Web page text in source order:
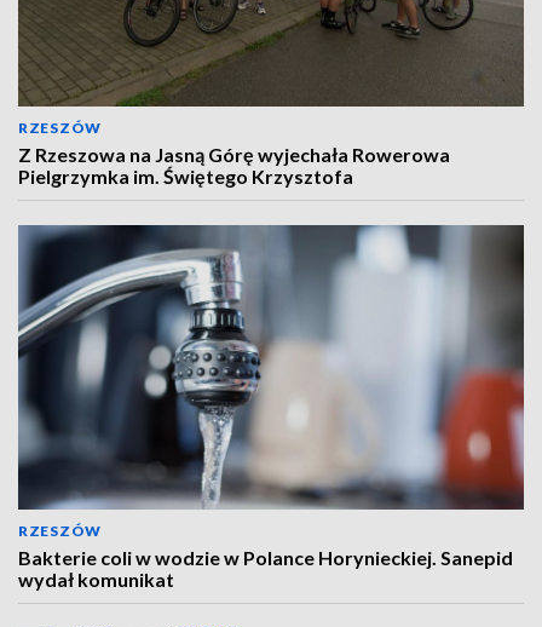
RZESZÓW
Z Rzeszowa na Jasną Górę wyjechała Rowerowa
Pielgrzymka im. Świętego Krzysztofa
RZESZÓW
Bakterie coli w wodzie w Polance Horynieckiej. Sanepid
wydał komunikat